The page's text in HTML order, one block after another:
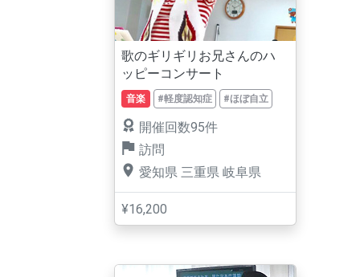
歌のギリギリお兄さんのハ
ッピーコンサート
音楽 #軽度認知症 #ほぼ自立
開催回数95件
訪問
愛知県 三重県 岐阜県
¥16,200